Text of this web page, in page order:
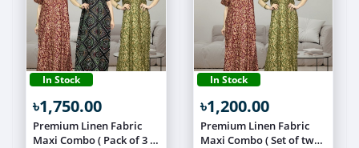
In Stock
৳1,750.00
Premium Linen Fabric
Maxi Combo ( Pack of 3 )
In Stock
৳1,200.00
Premium Linen Fabric
Maxi Combo ( Set of two )